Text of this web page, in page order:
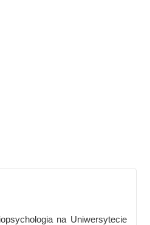
na Uniwersytecie